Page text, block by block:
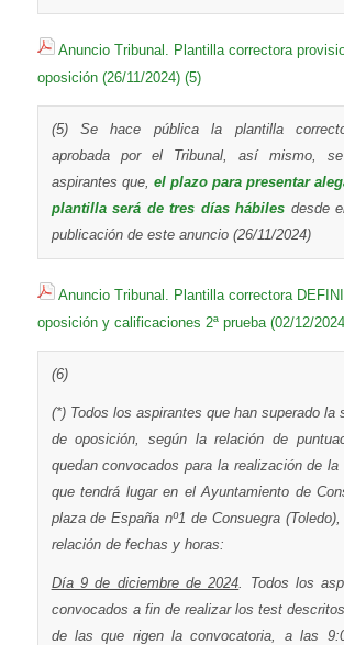
Anuncio Tribunal. Plantilla correctora
oposición (26/11/2024) (5)
(5) Se hace pública la plantilla
aprobada por el Tribunal, así mismo,
aspirantes que, el plazo para presentar
plantilla será de tres días hábiles desde
publicación de este anuncio (26/11/2024)
Anuncio Tribunal. Plantilla correctora
oposición y calificaciones 2ª prueba (02/12/
(6)
(*) Todos los aspirantes que han superado la
de oposición, según la relación de
quedan convocados para la realización de la
que tendrá lugar en el Ayuntamiento de
plaza de España nº1 de Consuegra
relación de fechas y horas:
Día 9 de diciembre de 2024 . Todos los
convocados a fin de realizar los test
de las que rigen la convocatoria, a las